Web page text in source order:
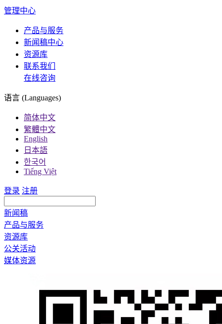
管理中心
产品与服务
新闻稿中心
资源库
联系我们
在线咨询
语言 (Languages)
简体中文
繁體中文
English
日本語
한국어
Tiếng Việt
登录 注册
新闻稿
产品与服务
资源库
公关活动
媒体资源